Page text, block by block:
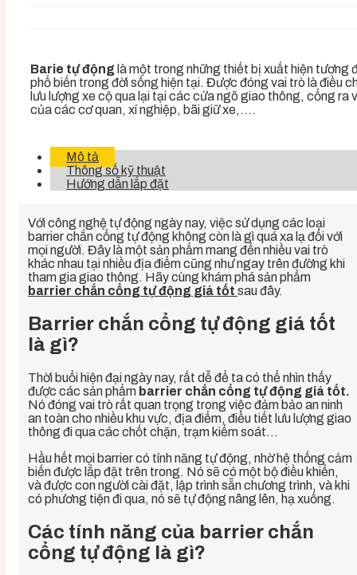
Barie tự động là một trong những thiết bị xuất hiện tương
phổ biến trong đời sống hiện tại. Được đóng vai trò là điều
lưu lượng xe cộ qua lại tại các cửa ngõ giao thông, cổng ra
của các cơ quan, xí nghiệp, bãi giữ xe,….
Mô tả
Thông số kỹ thuật
Hướng dẫn lắp đặt
Với công nghệ tự động ngày nay, việc sử dụng các loại
barrier chắn cổng tự động không còn là gì quá xa lạ đối với
mọi người. Đây là một sản phẩm mang đến nhiều vai trò
khác nhau tại nhiều địa điểm cũng như ngay trên đường khi
tham gia giao thông. Hãy cùng khám phá sản phẩm
barrier chắn cổng tự động giá tốt sau đây.
Barrier chắn cổng tự động giá tốt
là gì?
Thời buổi hiện đại ngày nay, rất dễ để ta có thể nhìn thấy
được các sản phẩm barrier chắn cổng tự động giá tốt.
Nó đóng vai trò rất quan trọng trong việc đảm bảo an ninh
an toàn cho nhiều khu vực, địa điểm, điều tiết lưu lượng giao
thông đi qua các chốt chặn, trạm kiểm soát…
Hầu hết mọi barrier có tính năng tự động, nhờ hệ thống cảm
biến được lắp đặt trên trong. Nó sẽ có một bộ điều khiển,
và được con người cài đặt, lập trình sẵn chương trình, và khi
có phương tiện đi qua, nó sẽ tự động nâng lên, hạ xuống.
Các tính năng của barrier chắn
cổng tự động là gì?